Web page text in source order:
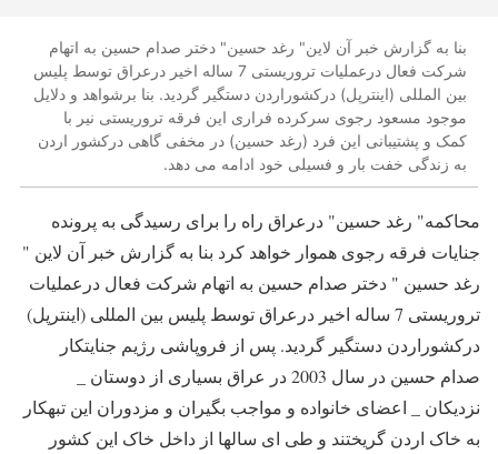
بنا به گزارش خبر آن لاین" رغد حسین" دختر صدام حسین به اتهام
شرکت فعال درعملیات تروریستی 7 ساله اخیر درعراق توسط پلیس
بین المللی (اینترپل) درکشوراردن دستگیر گردید. بنا برشواهد و دلایل
موجود مسعود رجوی سرکرده فراری این فرقه تروریستی نیر با
کمک و پشتیبانی این فرد (رغد حسین) در مخفی گاهی درکشور اردن
به زندگی خفت بار و فسیلی خود ادامه می دهد.
محاکمه" رغد حسین" درعراق راه را برای رسیدگی به پرونده
جنایات فرقه رجوی هموار خواهد کرد بنا به گزارش خبر آن لاین "
رغد حسین " دختر صدام حسین به اتهام شرکت فعال درعملیات
تروریستی 7 ساله اخیر درعراق توسط پلیس بین المللی (اینترپل)
درکشوراردن دستگیر گردید. پس از فروپاشی رژیم جنایتکار
صدام حسین در سال 2003 در عراق بسیاری از دوستان _
نزدیکان _ اعضای خانواده و مواجب بگیران و مزدوران این تبهکار
به خاک اردن گریختند و طی ای سالها از داخل خاک این کشور